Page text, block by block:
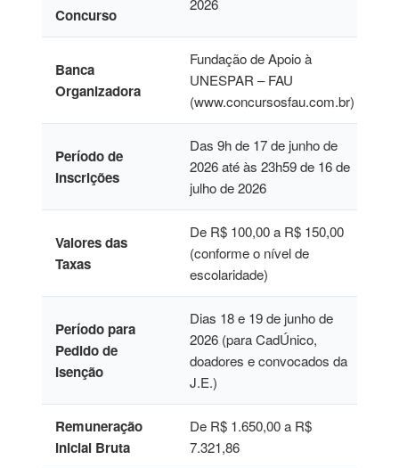
Concurso
2026
Banca
Organizadora
Fundação de Apoio à
UNESPAR – FAU
(www.concursosfau.com.br)
Período de
Inscrições
Das 9h de 17 de junho de
2026 até às 23h59 de 16 de
julho de 2026
Valores das
Taxas
De R$ 100,00 a R$ 150,00
(conforme o nível de
escolaridade)
Período para
Pedido de
Isenção
Dias 18 e 19 de junho de
2026 (para CadÚnico,
doadores e convocados da
J.E.)
Remuneração
Inicial Bruta
De R$ 1.650,00 a R$
7.321,86